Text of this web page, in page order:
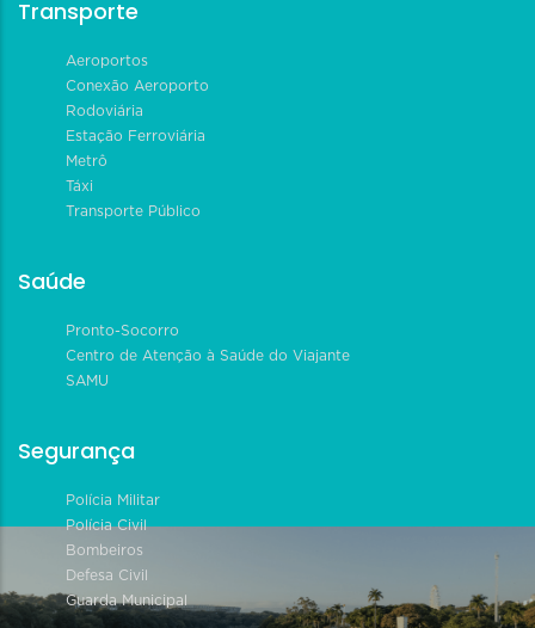
Transporte
Aeroportos
Conexão Aeroporto
Rodoviária
Estação Ferroviária
Metrô
Táxi
Transporte Público
Saúde
Pronto-Socorro
Centro de Atenção à Saúde do Viajante
SAMU
Segurança
Polícia Militar
Polícia Civil
Bombeiros
Defesa Civil
Guarda Municipal